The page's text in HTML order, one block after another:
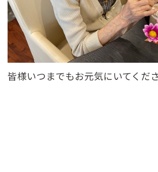
皆様いつまでもお元気にいてくだ